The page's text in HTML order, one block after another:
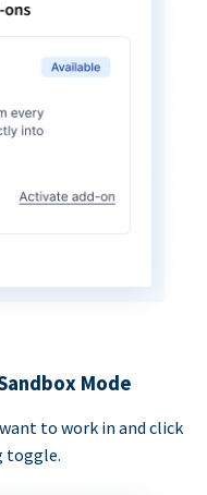
Mode
to work in and click
toggle.